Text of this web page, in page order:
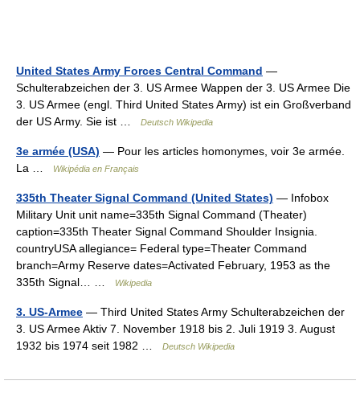
United States Army Forces Central Command —
Schulterabzeichen der 3. US Armee Wappen der 3. US Armee Die
3. US Armee (engl. Third United States Army) ist ein Großverband
der US Army. Sie ist …
Deutsch Wikipedia
3e armée (USA) — Pour les articles homonymes, voir 3e armée.
La …
Wikipédia en Français
335th Theater Signal Command (United States) — Infobox
Military Unit unit name=335th Signal Command (Theater)
caption=335th Theater Signal Command Shoulder Insignia.
countryUSA allegiance= Federal type=Theater Command
branch=Army Reserve dates=Activated February, 1953 as the
335th Signal… …
Wikipedia
3. US-Armee — Third United States Army Schulterabzeichen der
3. US Armee Aktiv 7. November 1918 bis 2. Juli 1919 3. August
1932 bis 1974 seit 1982 …
Deutsch Wikipedia